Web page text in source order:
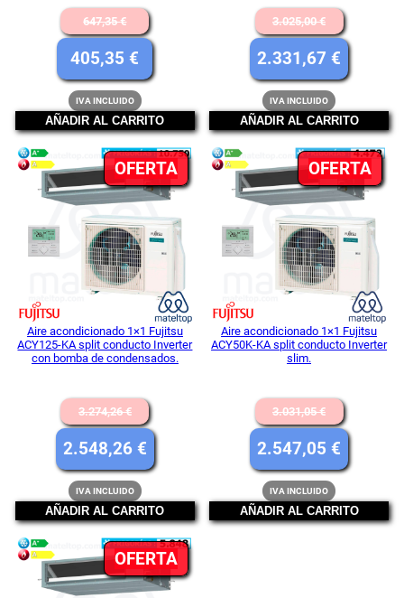
647,35€
El
precio
original
era:
647,35 €.
405,35€
El
precio
actual
es:
405,35 €.
IVA INCLUIDO
AÑADIR AL CARRITO
3.025,00€
El
precio
original
era:
3.025,00
2.331,67€ El
precio
actual
es:
IVA INCLUIDO
AÑADIR AL CARRITO
OFERTAPRODUCTO
EN
OFERTA
Aire acondicionado 1×1 Fujitsu
ACY125-KA split conducto Inverter
con bomba de condensados.
3.274,26€
El
precio
original
era:
3.274,26 €.
2.548,26 € El
precio
actual
es:
2.548,26 €.
IVA INCLUIDO
AÑADIR AL CARRITO
OFERTA
EN
Aire acondicionado 1×1 Fujitsu
ACY50K-KA split conducto Inverter
slim.
3.031,05€
El
precio
original
era:
3.031,05
2.547,05€ El
precio
actual
es:
IVA INCLUIDO
AÑADIR AL CARRITO
OFERTA
EN